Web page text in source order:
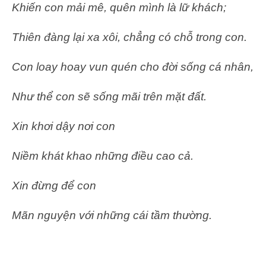
Khiến con mải mê, quên mình là lữ khách;
Thiên đàng lại xa xôi, chẳng có chỗ trong con.
Con loay hoay vun quén cho đời sống cá nhân,
Như thể con sẽ sống mãi trên mặt đất.
Xin khơi dậy nơi con
Niềm khát khao những điều cao cả.
Xin đừng để con
Mãn nguyện với những cái tầm thường.